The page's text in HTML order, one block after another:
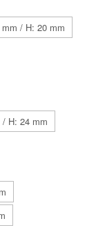
/ H: 20 mm
H: 24 mm